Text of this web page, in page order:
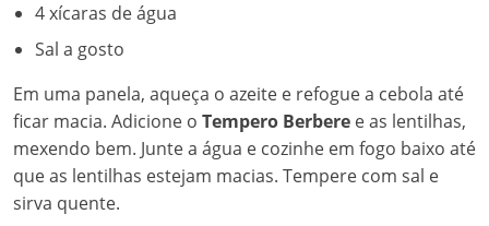
4 xícaras de água
Sal a gosto
Em uma panela, aqueça o azeite e refogue a cebola até
ficar macia. Adicione o Tempero Berbere e as lentilhas,
mexendo bem. Junte a água e cozinhe em fogo baixo até
que as lentilhas estejam macias. Tempere com sal e
sirva quente.